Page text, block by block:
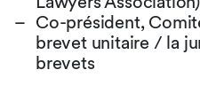
Co-président,
brevet unitaire / la
brevets